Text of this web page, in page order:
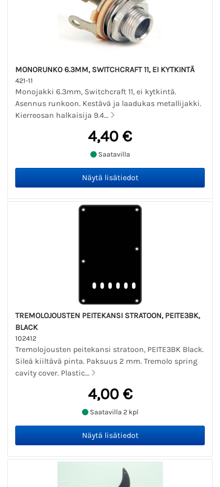
MONORUNKO 6.3MM, SWITCHCRAFT 11, EI KYTKINTÄ
421-11
Monojakki 6.3mm, Switchcraft 11, ei kytkintä.
Asennus runkoon. Kestävä ja laadukas metallijakki.
Kierreosan halkaisija 9.4...
4,40 €
Saatavilla
TREMOLOJOUSTEN PEITEKANSI STRATOON, PEITE3BK,
BLACK
102412
Tremolojousten peitekansi stratoon, PEITE3BK Black.
Sileä kiiltävä pinta. Paksuus 2 mm. Tremolo spring
cavity cover. Plastic...
4,00 €
Saatavilla 2 kpl